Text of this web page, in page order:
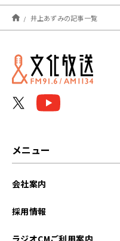
2023年08月
2023年07月
2023年06月
井上あずみの記事一覧
メニュー
会社案内
採用情報
ラジオCMご利用案内